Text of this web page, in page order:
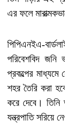
এর ফলে
পিপিএনইএ-
পরিবেশবিদ
প্রকল্পের
শহর তৈরি করা
করে দেবে। তিনি
যন্ত্রপাতি সরিয়ে